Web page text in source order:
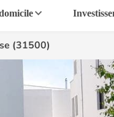
(31500)